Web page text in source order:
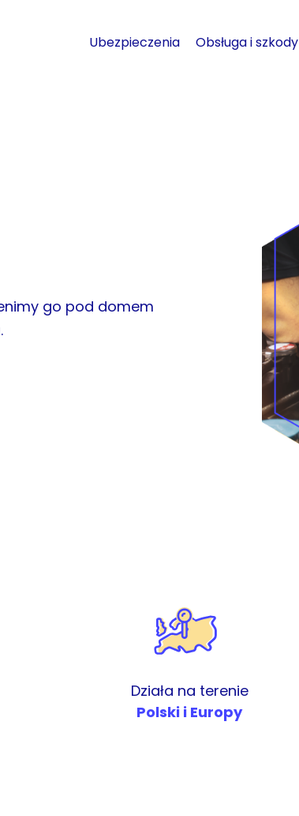
Ubezpieczenia Obsługa i szkody
go pod domem
Działa na terenie
Polski i Europy